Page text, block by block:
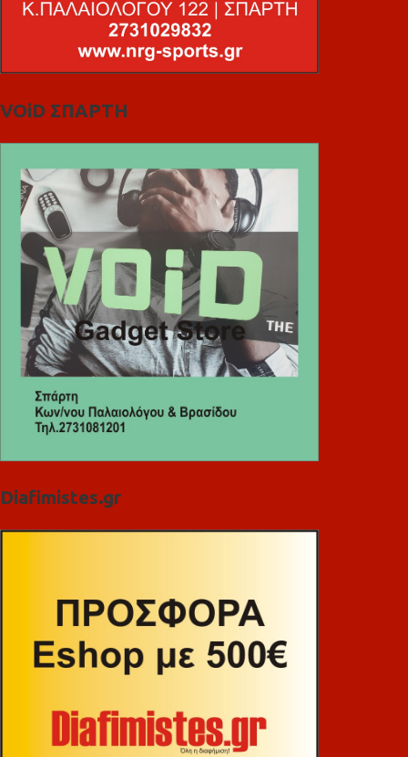
VOiD ΣΠΑΡΤΗ
Diafimistes.gr